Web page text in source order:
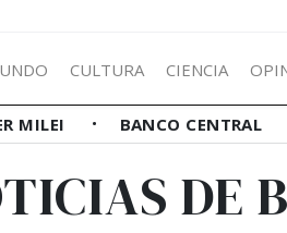
CULTURA CIENCIA
MILEI BANCO CENTRAL
DE